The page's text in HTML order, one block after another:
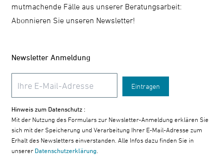
mutmachende Fälle aus unserer Beratungsarbeit:
Abonnieren Sie unseren Newsletter!
Newsletter Anmeldung
Eintragen
Hinweis zum Datenschutz :
Mit der Nutzung des Formulars zur Newsletter-Anmeldung erklären Sie
sich mit der Speicherung und Verarbeitung Ihrer E-Mail-Adresse zum
Erhalt des Newsletters einverstanden. Alle Infos dazu finden Sie in
unserer Datenschutzerklärung